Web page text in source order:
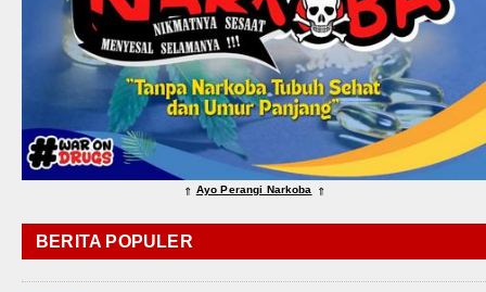
⇑ Ayo Perangi Narkoba ⇑
BERITA POPULER